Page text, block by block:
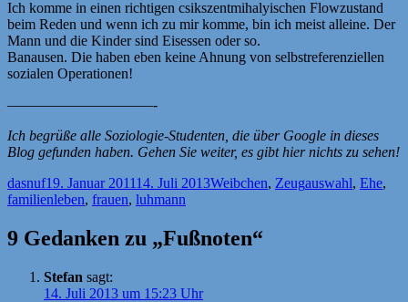
Ich komme in einen richtigen csikszentmihalyischen Flowzustand
beim Reden und wenn ich zu mir komme, bin ich meist alleine. Der
Mann und die Kinder sind Eisessen oder so.
Banausen. Die haben eben keine Ahnung von selbstreferenziellen
sozialen Operationen!
——————————-
Ich begrüße alle Soziologie-Studenten, die über Google in dieses
Blog gefunden haben. Gehen Sie weiter, es gibt hier nichts zu sehen!
Autor
dasnufVeröffentlicht
am
19. Januar 201114. Juli 2013Kategorien
Weibchen, ZeugSchlagwörter
auswahl, Ehe,
familienleben, frauen, luhmann
9 Gedanken zu „Fußnoten“
Stefan sagt:
14. Juli 2013 um 15:23 Uhr